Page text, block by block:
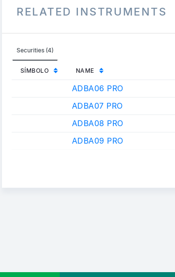
RELATED INSTRUMENTS
Securities (4)
SÍMBOLO NAME
ADBA06 PRO
ADBA07 PRO
ADBA08 PRO
ADBA09 PRO